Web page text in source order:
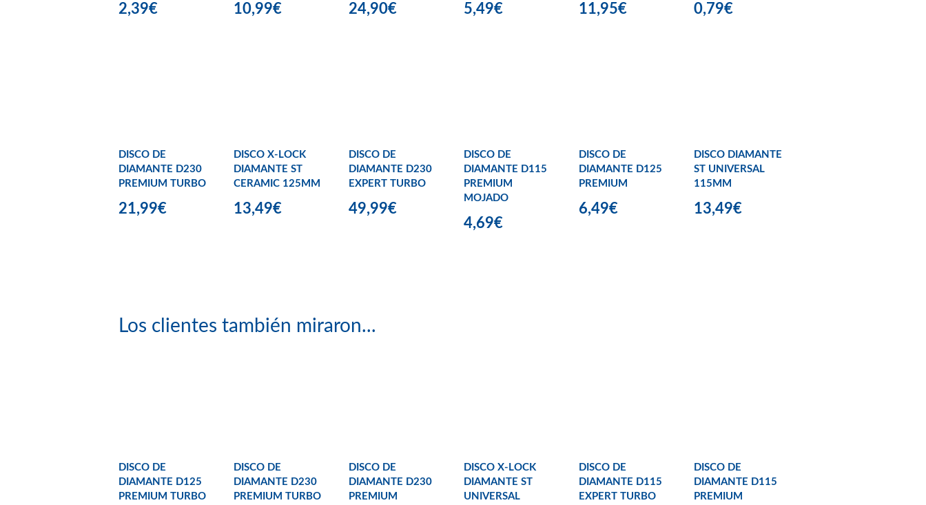
2,39€ 10,99€ 24,90€ 5,49€ 11,95€ 0,79€
DISCO DE
DIAMANTE D230
PREMIUM TURBO
21,99€
DISCO X-LOCK
DIAMANTE ST
CERAMIC 125MM
13,49€
DISCO DE
DIAMANTE D230
EXPERT TURBO
49,99€
DISCO DE
DIAMANTE D115
PREMIUM
MOJADO
4,69€
DISCO DE
DIAMANTE D125
PREMIUM
6,49€
DISCO DIAMANTE
ST UNIVERSAL
115MM
13,49€
Los clientes también miraron...
DISCO DE
DIAMANTE D125
PREMIUM TURBO
DISCO DE
DIAMANTE D230
PREMIUM TURBO
DISCO DE
DIAMANTE D230
PREMIUM
DISCO X-LOCK
DIAMANTE ST
UNIVERSAL
DISCO DE
DIAMANTE D115
EXPERT TURBO
DISCO DE
DIAMANTE D115
PREMIUM